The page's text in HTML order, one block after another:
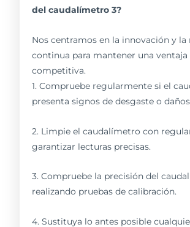
del caudalímetro 3?
Nos centramos en la innovación y la
continua para mantener una ventaja
competitiva.
1. Compruebe regularmente si el
presenta signos de desgaste o
2. Limpie el caudalímetro con
garantizar lecturas precisas.
3. Compruebe la precisión del
realizando pruebas de calibración.
4. Sustituya lo antes posible